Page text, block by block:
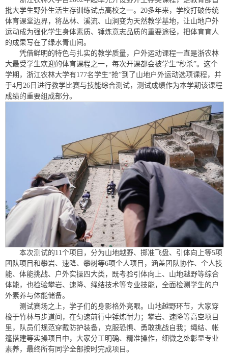
批大学生野外生活生存训练试点高校之一。20多年来，学校打破传统
体育课堂边界，将丛林、溪流、山涧变为天然教学基地，让山地户外
运动成为强化学生身体素质、锤炼意志品质的重要途径，把体育育人
的成果写在了绿水青山间。
凭借鲜明的特色与扎实的教学质量，户外运动课程一直是浙农林
大最受学生欢迎的体育课程之一，每次开课都会被学生“秒杀”。这个
学期，浙江农林大学有177名学生“抢”到了山地户外运动选项课程，并
于4月26日进行教学比赛与技能综合测试，测试成绩作为本学期该课程
成绩的重要组成部分。
本次测试的11个项目，分为山地越野、掷准飞盘、引体向上等5项
团队项目和攀岩、速降、攀树等6项个人项目，涵盖团队协作、个人技
能、体能挑战、户外实操四大类，既考验引体向上、山地越野等综合
体能，也检验攀岩、速降、绳结技术等专业技能，全面检测学生的户
外素养与体能储备。
测试赛场之上，学子们的身影格外亮眼。山地越野环节，大家穿
梭于竹林与步道间，在匀速前行中锤炼耐力；攀岩、速降等高空项目
里，队员们规范穿戴防护装备，克服恐惧、勇敢挑战自我；绳结、帐
篷搭建等实操项目中，大家分工明确、精准操作，细微之处彰显专业
素养，最终所有同学全部按时完成项目。